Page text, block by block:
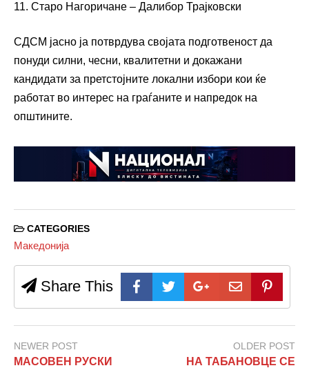
11. Старо Нагоричане – Далибор Трајковски
СДСМ јасно ја потврдува својата подготвеност да
понуди силни, чесни, квалитетни и докажани
кандидати за претстојните локални избори кои ќе
работат во интерес на граѓаните и напредок на
општините.
CATEGORIES
Македонија
Share This
NEWER POST
МАСОВЕН РУСКИ
OLDER POST
НА ТАБАНОВЦЕ СЕ